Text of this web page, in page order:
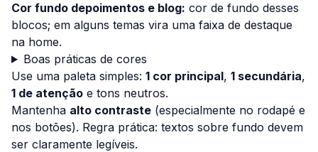
Cor fundo depoimentos e blog: cor de fundo desses
blocos; em alguns temas vira uma faixa de destaque
na home.
Boas práticas de cores
Use uma paleta simples: 1 cor principal, 1 secundária,
1 de atenção e tons neutros.
Mantenha alto contraste (especialmente no rodapé e
nos botões). Regra prática: textos sobre fundo devem
ser claramente legíveis.